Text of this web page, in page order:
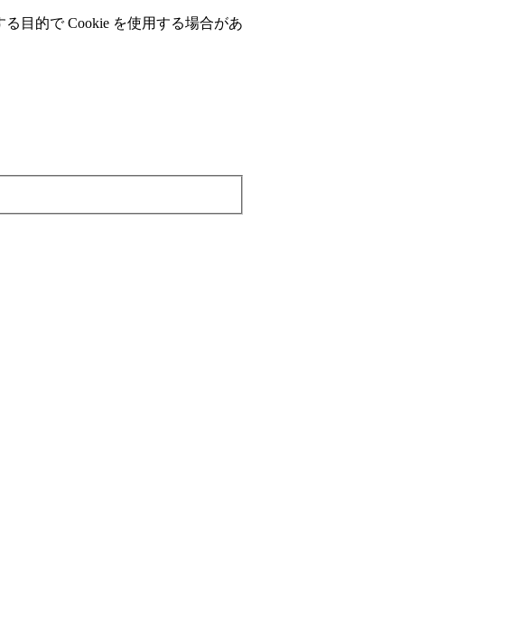
⽬的で Cookie を使⽤する場合があ